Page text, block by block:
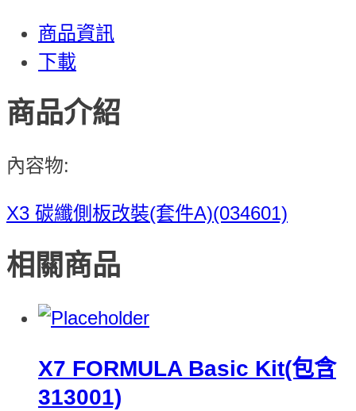
商品資訊
下載
商品介紹
內容物:
X3 碳纖側板改裝(套件A)(034601)
相關商品
X7 FORMULA Basic Kit(包含
313001)